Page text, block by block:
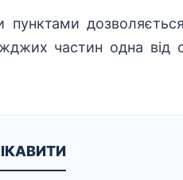
пунктами
частин одна